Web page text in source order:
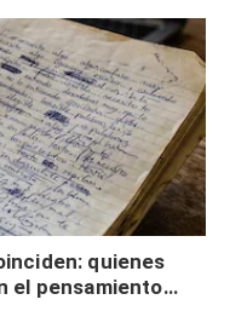
quienes
el pensamiento